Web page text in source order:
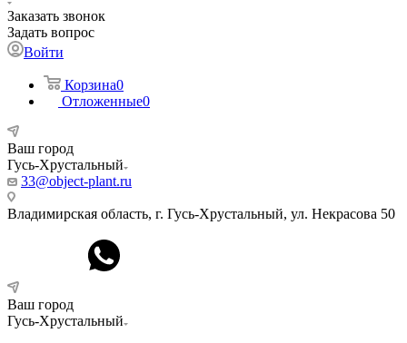
Заказать звонок
Задать вопрос
Войти
Корзина0
Отложенные0
Ваш город
Гусь-Хрустальный
33@object-plant.ru
Владимирская область, г. Гусь-Хрустальный, ул. Некрасова 50
Ваш город
Гусь-Хрустальный